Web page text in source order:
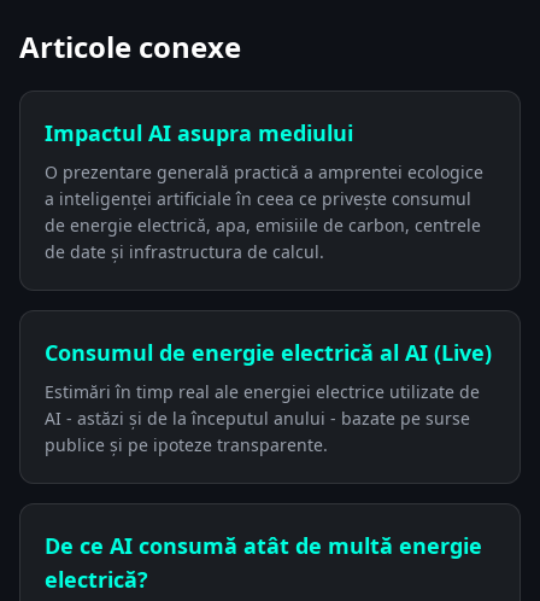
Articole conexe
Impactul AI asupra mediului
O prezentare generală practică a amprentei ecologice
a inteligenței artificiale în ceea ce privește consumul
de energie electrică, apa, emisiile de carbon, centrele
de date și infrastructura de calcul.
Consumul de energie electrică al AI (Live)
Estimări în timp real ale energiei electrice utilizate de
AI - astăzi și de la începutul anului - bazate pe surse
publice și pe ipoteze transparente.
De ce AI consumă atât de multă energie
electrică?